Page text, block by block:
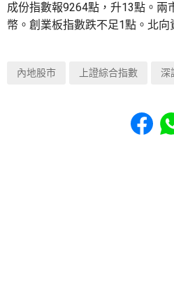
成份指數報9264點，升13點。兩
幣。創業板指數跌不足1點。北向
內地股市 上證綜合指數 深
Share